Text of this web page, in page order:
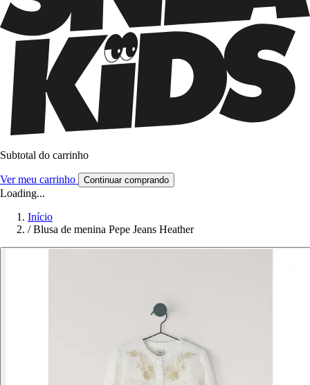
Subtotal do carrinho
Ver meu carrinho Continuar comprando
Loading...
Início
/ Blusa de menina Pepe Jeans Heather